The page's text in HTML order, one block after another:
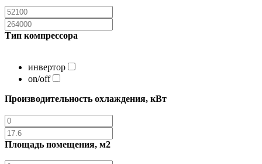
Тип компрессора
инвертор
on/off
Производительность охлаждения, кВт
Площадь помещения, м2